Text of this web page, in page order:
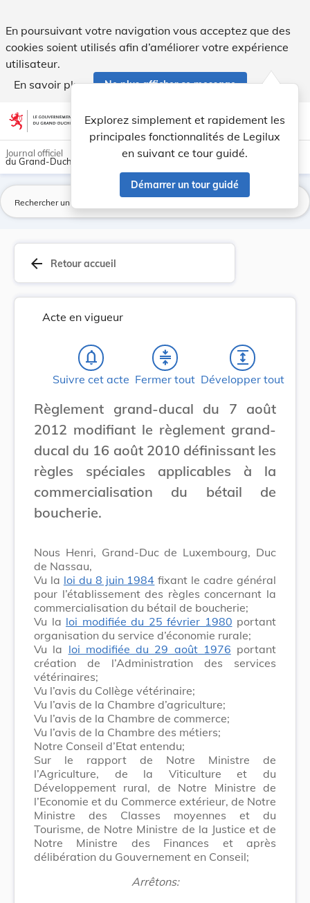
En poursuivant votre navigation vous acceptez que des
cookies soient utilisés afin d’améliorer votre expérience
utilisateur.
En savoir plus
Ne plus afficher ce message
Aller au contenu account_circle help Aide
Explorez simplement et rapidement les
principales fonctionnalités de Legilux
en suivant ce tour guidé.
Démarrer un tour guidé
light_mode dark_mode
Journal officiel
du Grand-Duché de Luxembourg
arrow_back Retour accueil
Acte en vigueur
notifications_none
Suivre cet acte
compress
Fermer tout
expand
Développer tout
Règlement grand-ducal du 7 août
2012 modifiant le règlement grand-
ducal du 16 août 2010 définissant les
règles spéciales applicables à la
commercialisation du bétail de
boucherie.
Nous Henri, Grand-Duc de Luxembourg, Duc
de Nassau,
Vu la loi du 8 juin 1984 fixant le cadre général
pour l’établissement des règles concernant la
commercialisation du bétail de boucherie;
Vu la loi modifiée du 25 février 1980 portant
organisation du service d’économie rurale;
Vu la loi modifiée du 29 août 1976 portant
création de l’Administration des services
vétérinaires;
Vu l’avis du Collège vétérinaire;
Vu l’avis de la Chambre d’agriculture;
Vu l’avis de la Chambre de commerce;
Vu l’avis de la Chambre des métiers;
Notre Conseil d’Etat entendu;
Sur le rapport de Notre Ministre de
l’Agriculture, de la Viticulture et du
Développement rural, de Notre Ministre de
l’Economie et du Commerce extérieur, de Notre
Ministre des Classes moyennes et du
Tourisme, de Notre Ministre de la Justice et de
Notre Ministre des Finances et après
délibération du Gouvernement en Conseil;
Arrêtons: